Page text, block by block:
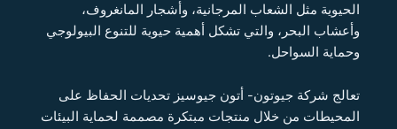
الحيوية مثل الشعاب المرجانية، وأشجار المانغروف،
وأعشاب البحر، والتي تشكل أهمية حيوية للتنوع البيولوجي
وحماية السواحل.
تعالج شركة جيوتون- أتون جيوسيز تحديات الحفاظ على
المحيطات من خلال منتجات مبتكرة مصممة لحماية البيئات